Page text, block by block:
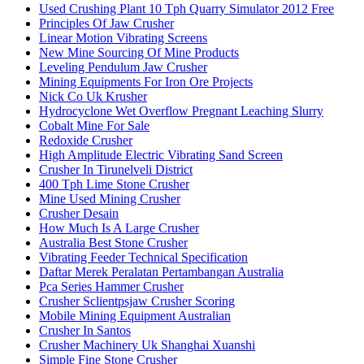
Used Crushing Plant 10 Tph Quarry Simulator 2012 Free
Principles Of Jaw Crusher
Linear Motion Vibrating Screens
New Mine Sourcing Of Mine Products
Leveling Pendulum Jaw Crusher
Mining Equipments For Iron Ore Projects
Nick Co Uk Krusher
Hydrocyclone Wet Overflow Pregnant Leaching Slurry
Cobalt Mine For Sale
Redoxide Crusher
High Amplitude Electric Vibrating Sand Screen
Crusher In Tirunelveli District
400 Tph Lime Stone Crusher
Mine Used Mining Crusher
Crusher Desain
How Much Is A Large Crusher
Australia Best Stone Crusher
Vibrating Feeder Technical Specification
Daftar Merek Peralatan Pertambangan Australia
Pca Series Hammer Crusher
Crusher Sclientpsjaw Crusher Scoring
Mobile Mining Equipment Australian
Crusher In Santos
Crusher Machinery Uk Shanghai Xuanshi
Simple Fine Stone Crusher